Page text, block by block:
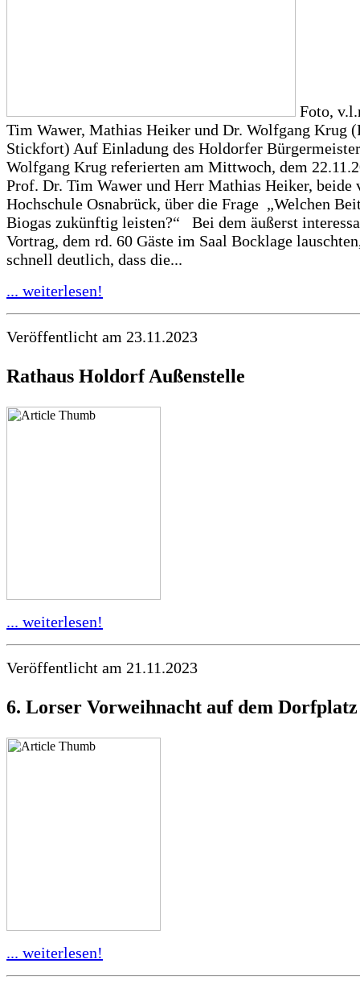
Foto,
Tim Wawer, Mathias Heiker und Dr. Wolfgang Krug
Stickfort) Auf Einladung des Holdorfer
Wolfgang Krug referierten am Mittwoch, dem
Prof. Dr. Tim Wawer und Herr Mathias Heiker, beide
Hochschule Osnabrück, über die Frage „Welchen
Biogas zukünftig leisten?“ Bei dem äußerst
Vortrag, dem rd. 60 Gäste im Saal Bocklage
schnell deutlich, dass die...
... weiterlesen!
Veröffentlicht am 23.11.2023
Rathaus Holdorf Außenstelle
... weiterlesen!
Veröffentlicht am 21.11.2023
6. Lorser Vorweihnacht auf dem Dorfplatz
... weiterlesen!